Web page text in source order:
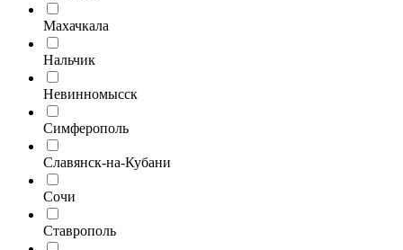
Махачкала
Нальчик
Невинномысск
Симферополь
Славянск-на-Кубани
Сочи
Ставрополь